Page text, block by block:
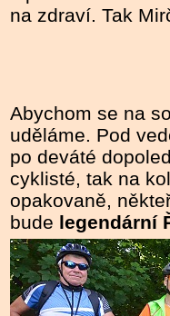
na zdraví. Tak
Abychom se na
uděláme. Pod
po deváté
cyklisté, tak na
opakovaně,
bude legendární